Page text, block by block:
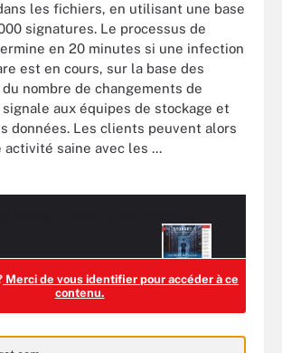
les fichiers, en utilisant une base
signatures. Le processus de
en 20 minutes si une infection
est en cours, sur la base des
nombre de changements de
aux équipes de stockage et
données. Les clients peuvent alors
activité saine avec les ...
Merci de vous identifier pour accéder à ce
contenu.